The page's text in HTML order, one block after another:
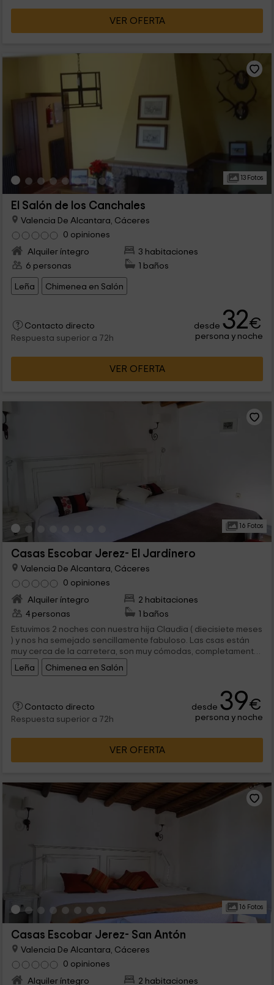
VER OFERTA
13 Fotos
El Salón de los Canchales
Valencia De Alcantara, Cáceres
0 opiniones
Alquiler íntegro
3 habitaciones
6 personas
1 baños
Leña Chimenea en Salón
Contacto directo
Respuesta superior a 72h
desde 32€
persona y noche
VER OFERTA
16 Fotos
Casas Escobar Jerez- El Jardinero
Valencia De Alcantara, Cáceres
0 opiniones
Alquiler íntegro
2 habitaciones
4 personas
1 baños
Estuvimos 2 noches con nuestra hija Claudia ( diecisiete meses
) y nos ha semejado sencillamente fabuloso. Las csas están
muy cerca de la carretera, son muy cómodas, completamente
pertrechadas y la finca ... bueno la finca es una marvilla.
Claudia gozó como jamás con los caballos, perros, gallinas,
en todo momento pendientes de nosotros para todo cuanto
necesitabamos, lo dicho .
Leña Chimenea en Salón
Contacto directo
Respuesta superior a 72h
desde 39€
persona y noche
VER OFERTA
16 Fotos
Casas Escobar Jerez- San Antón
Valencia De Alcantara, Cáceres
0 opiniones
Alquiler íntegro
2 habitaciones